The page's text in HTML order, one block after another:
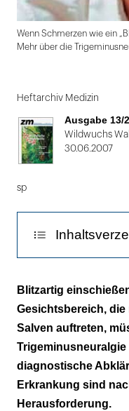
Wenn Schmerzen wie ein
Mehr über die
1
von
2
Heftarchiv Medizin
Ausgabe 13/
Wildwuchs
30.06.2007
sp
Blitzartig
Äußere Reize
Blitzartig
Gesichtsbereich,
Salven auftreten,
diagnostische
Erkrankung sind
Herausforderung.